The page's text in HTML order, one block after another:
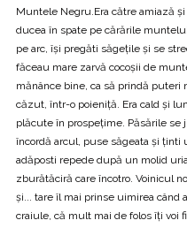
Muntele Negru.Era către amiază
ducea în spate pe cărările
pe arc, îşi pregăti săgețile și se
făceau mare zarvă cocoșii de
mănânce bine, ca să prindă puteri
căzut, într-o poieniță. Era cald și
plăcute în prospețime. Păsările se
încordă arcul, puse săgeata și ținti
adăposti repede după un molid
zburătăciră care încotro. Voinicul
și... tare îl mai prinse uimirea
craiule, că mult mai de folos îți voi